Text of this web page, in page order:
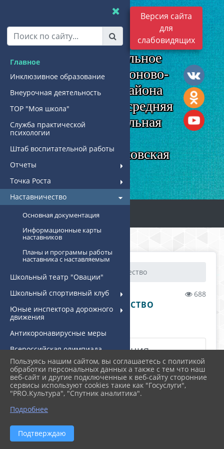
Главное
Инклюзивное образование
Внеурочная деятельность
ТОР "Моя школа"
Служба практической
психологии
Штаб воспитательной работы
Отчеты
Точка Роста
Наставничество
Основная документация
Информационные карты
наставников
Планы и программы работы
наставника с наставляемым
Школьный театр "Овации"
Школьный спортивный клуб
Юные инспектора дорожного
движения
Антикоронавирусные меры
Всероссийская олимпиада
школьников
Функциональная грамотность
Рабочая программа
воспитания
Центр детских инициатив
Классное руководство
Версия сайта
для
слабовидящих
муниципальное
бюджетное
общеобразовательное
учреждение Родионово-
Несветайского района
"Кутейниковская средняя
общеобразовательная
МБОУ "Кутейниковская
Главная Наставничество
04.07.2021 21:05 688
НАСТАВНИЧЕСТВО
Основная документация
Информационные карты
наставников
наставника с наставляемым
Пользуясь нашим сайтом, вы соглашаетесь с политикой
обработки персональных данных а также с тем что наш
веб-сайт и другие подключенные к веб-сайту сторонние
сервисы используют cookies такие как "Госуслуги",
"PRO.Культура", "Спутник аналитика".
Подробнее
Подтверждаю